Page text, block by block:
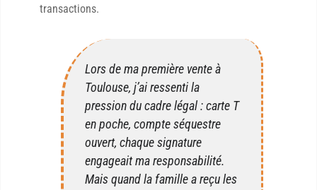
transactions.
Lors de ma première vente à
Toulouse, j’ai ressenti la
pression du cadre légal : carte T
en poche, compte séquestre
ouvert, chaque signature
engageait ma responsabilité.
Mais quand la famille a reçu les